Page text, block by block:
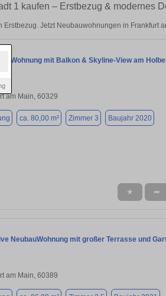
1 kaufen – Erstbezug & modernes
Jetzt Neubauwohnungen in Frankfurt
Wohnung mit Balkon & Skyline-View am
am Main, 60329
ca. 80,00 m² Zimmer 3 Baujahr 2020
★ ➦
NeubauWohnung mit großer Terrasse und
am Main, 60389